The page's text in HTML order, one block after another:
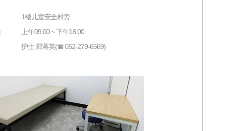
1楼儿童安全村旁
上午09:00 ~ 下午18:00
护士 郑蒋英(☎ 052-279-6569)